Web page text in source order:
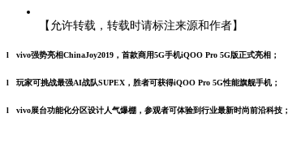
【允许转载，转载时请标注来源和作者】
l vivo强势亮相ChinaJoy2019，首款商用5G手机iQOO Pro 5G版正式亮相；
l 玩家可挑战最强AI战队SUPEX，胜者可获得iQOO Pro 5G性能旗舰手机；
l vivo展台功能化分区设计人气爆棚，参观者可体验到行业最新时尚前沿科技；